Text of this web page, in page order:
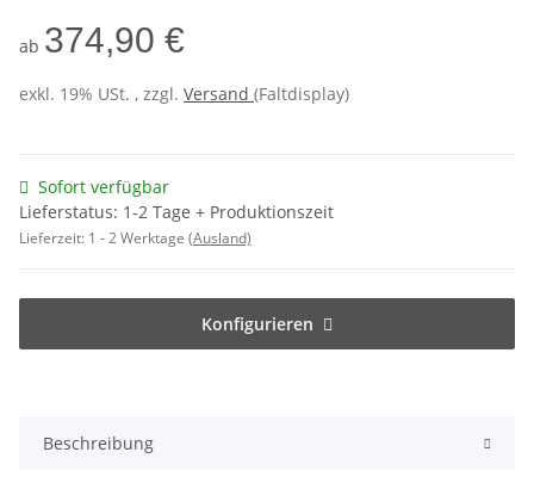
ab 374,90 €
exkl. 19% USt. , zzgl. Versand (Faltdisplay)
Sofort verfügbar
Lieferstatus: 1-2 Tage + Produktionszeit
Lieferzeit: 1 - 2 Werktage (Ausland)
Konfigurieren
Beschreibung